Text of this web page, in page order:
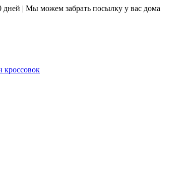
дней | Мы можем забрать посылку у вас дома